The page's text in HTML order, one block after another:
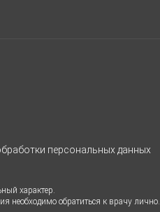
персональных данных
характер.
необходимо обратиться к врачу лично.